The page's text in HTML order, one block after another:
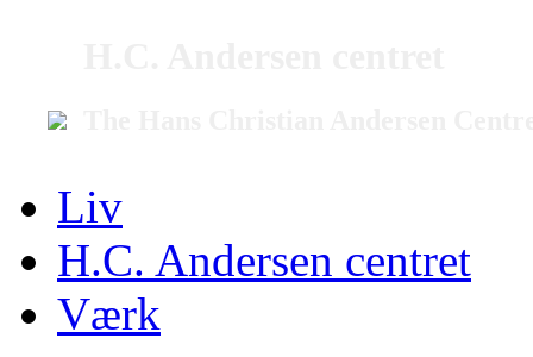
Liv
H.C. Andersen centret
Værk